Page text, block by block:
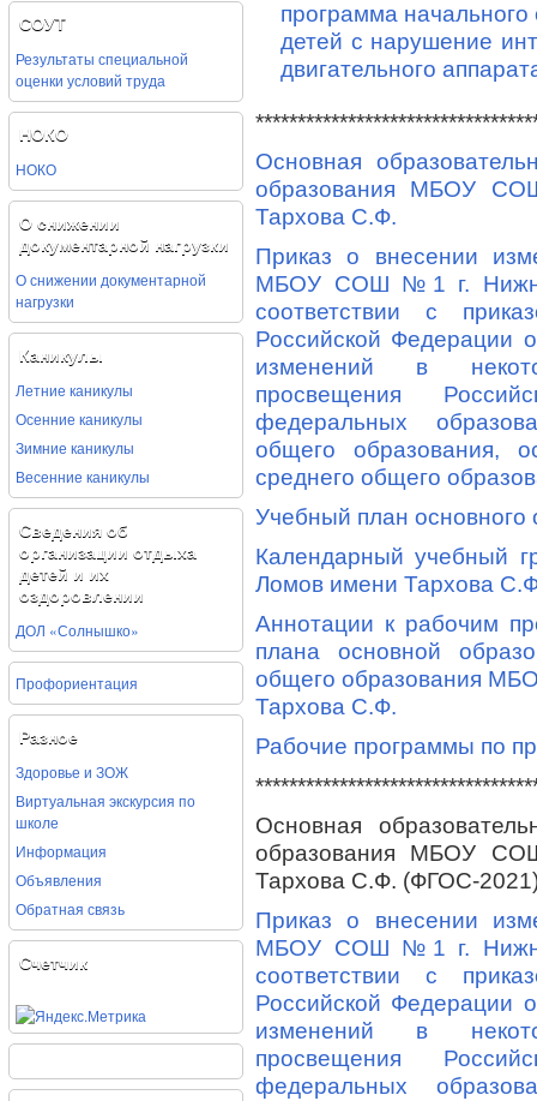
СОУТ
Результаты специальной
оценки условий труда
НОКО
НОКО
О снижении
документарной нагрузки
О снижении документарной
нагрузки
Каникулы
Летние каникулы
Осенние каникулы
Зимние каникулы
Весенние каникулы
Сведения об
организации отдыха
детей и их
оздоровлении
ДОЛ «Солнышко»
Профориентация
Разное
Здоровье и ЗОЖ
Виртуальная экскурсия по
школе
Информация
Объявления
Обратная связь
Счетчик
программа
детей с нарушение
двигательного
Основная
образования МБОУ
Тархова С.Ф.
Приказ о внесении
МБОУ СОШ №1 г.
соответствии с
Российской
изменений в
просвещения
федеральных
общего образования,
среднего общего
Учебный план основного
Календарный
Ломов имени Тархова
Аннотации к рабочим
плана основной
общего образования
Тархова С.Ф.
Рабочие программы по
Основная
образования МБОУ
Тархова С.Ф. (ФГОС-
Приказ о внесении
МБОУ СОШ №1 г.
соответствии с
Российской
изменений в
просвещения
федеральных